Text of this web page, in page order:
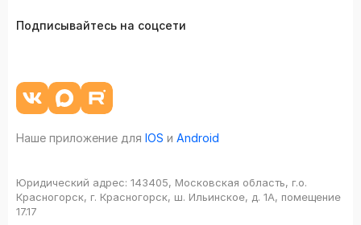
Подписывайтесь на соцсети
Наше приложение для IOS и Android
Юридический адрес: 143405, Московская область, г.о.
Красногорск, г. Красногорск, ш. Ильинское, д. 1А, помещение
17.17